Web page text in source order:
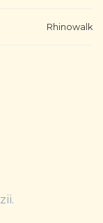
Rhinowalk